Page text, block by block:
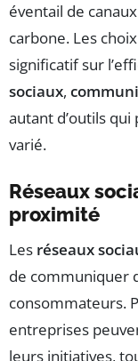
éventail de
carbone. Les
significatif sur
sociaux,
autant d’outils
varié.
Réseaux
proximité
Les réseaux
de communiquer
consommateurs.
entreprises
leurs initiatives,